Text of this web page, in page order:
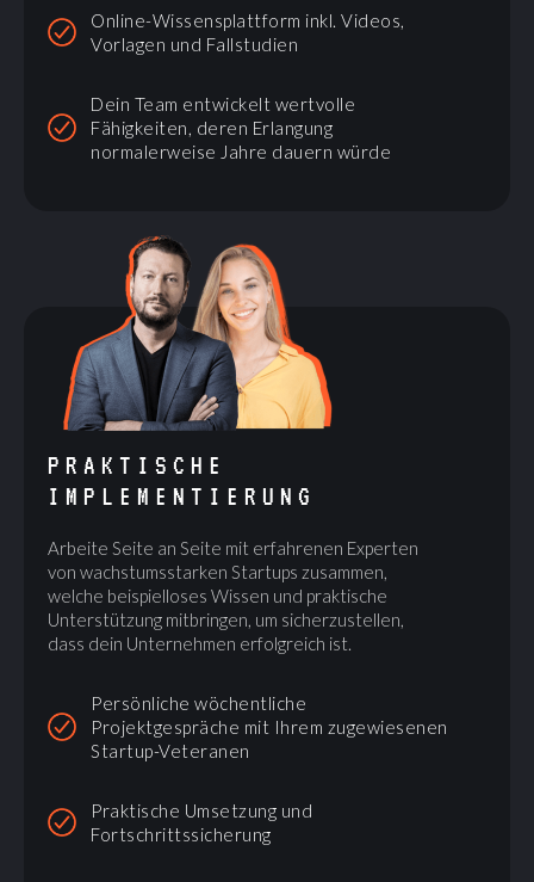
Online-Wissensplattform inkl. Videos,
Vorlagen und Fallstudien
Dein Team entwickelt wertvolle
Fähigkeiten, deren Erlangung
normalerweise Jahre dauern würde
PRAKTISCHE
IMPLEMENTIERUNG
Arbeite Seite an Seite mit erfahrenen Experten
von wachstumsstarken Startups zusammen,
welche beispielloses Wissen und praktische
Unterstützung mitbringen, um sicherzustellen,
dass dein Unternehmen erfolgreich ist.
Persönliche wöchentliche
Projektgespräche mit Ihrem zugewiesenen
Startup-Veteranen
Praktische Umsetzung und
Fortschrittssicherung